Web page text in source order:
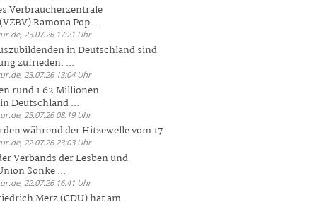
Verbraucherzentrale
Ramona Pop ...
23.07.26 17:21 Uhr
in Deutschland sind
zufrieden. ...
23.07.26 13:04 Uhr
rund 1 62 Millionen
Deutschland ...
23.07.26 08:19 Uhr
während der Hitzewelle vom 17.
22.07.26 23:03 Uhr
Verbands der Lesben und
Sönke ...
22.07.26 16:41 Uhr
Merz (CDU) hat am